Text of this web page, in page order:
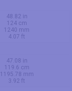
48.82 in
124 cm
1240 mm
4.07 ft
47.08 in
119.6 cm
1195.78 mm
3.92 ft